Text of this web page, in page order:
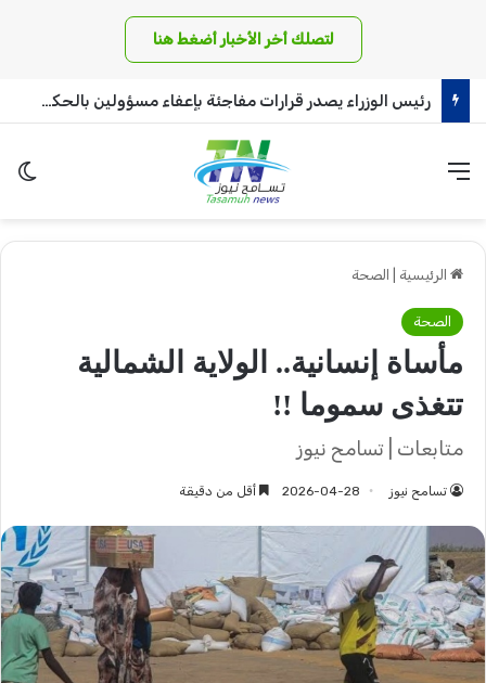
لتصلك أخر الأخبار أضغط هنا
رئيس الوزراء يصدر قرارات مفاجئة بإعفاء مسؤولين بالحكومة!
القائمة
الرئيسية الصحة
الصحة
مأساة إنسانية.. الولاية الشمالية
تتغذى سموما !!
متابعات | تسامح نيوز
تسامح نيوز 2026-04-28 أقل من دقيقة